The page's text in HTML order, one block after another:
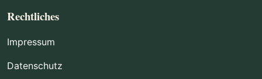
Rechtliches
Impressum
Datenschutz